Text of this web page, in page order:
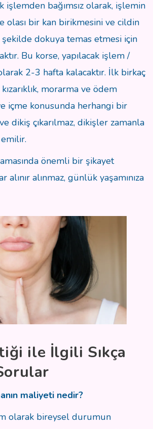
işlemden bağımsız olarak, işlemin
olası bir kan birikmesini ve cildin
dokuya temas etmesi için
Bu korse, yapılacak işlem /
2-3 hafta kalacaktır. İlk birkaç
morarma ve ödem
içme konusunda herhangi bir
dikiş çıkarılmaz, dikişler zamanla
önemli bir şikayet
alınmaz, günlük yaşamınıza
ile İlgili Sıkça
maliyeti nedir?
olarak bireysel durumun